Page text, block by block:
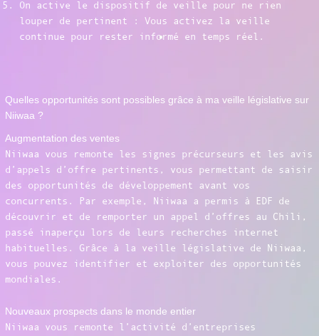
On active le dispositif de veille pour ne rien
louper de pertinent : Vous activez la veille
continue pour rester informé en temps réel.
Quelles opportunités sont possibles grâce à ma veille législative sur
Niiwaa ?
Augmentation des ventes
Niiwaa vous remonte les signes précurseurs et les avis
d’appels d’offre pertinents, vous permettant de saisir
des opportunités de développement avant vos
concurrents. Par exemple, Niiwaa a permis à EDF de
découvrir et de remporter un appel d’offres au Chili,
passé inaperçu lors de leurs recherches internet
habituelles. Grâce à la veille législative de Niiwaa,
vous pouvez identifier et exploiter des opportunités
mondiales.
Nouveaux prospects dans le monde entier
Niiwaa vous remonte l’activité d’entreprises